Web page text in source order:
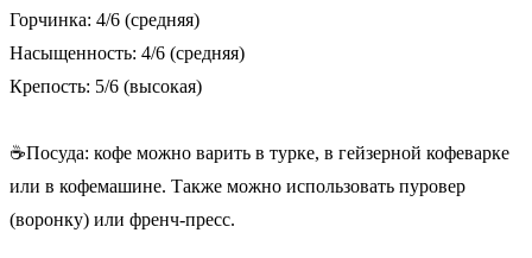
Горчинка: 4/6 (средняя)
Насыщенность: 4/6 (средняя)
Крепость: 5/6 (высокая)
☕Посуда: кофе можно варить в турке, в гейзерной кофеварке
или в кофемашине. Также можно использовать пуровер
(воронку) или френч-пресс.